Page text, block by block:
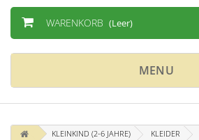
WARENKORB (Leer)
MENU
KLEINKIND (2-6 JAHRE) KLEIDER